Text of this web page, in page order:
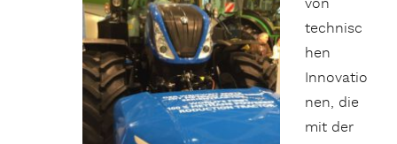
von
technisc
hen
Innovatio
nen, die
mit der